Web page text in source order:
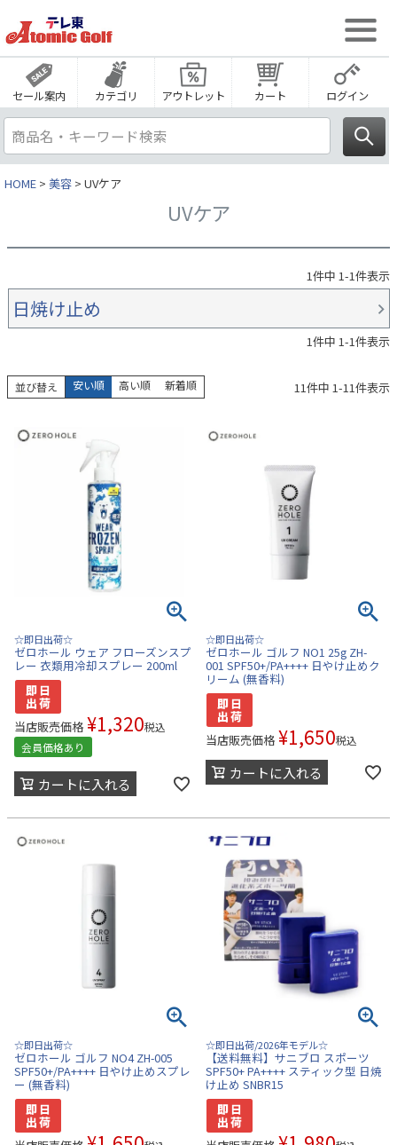
セール案内 カテゴリ アウトレット カート ログイン
HOME 美容 UVケア
UVケア
1件中 1-1件表示
日焼け止め
1件中 1-1件表示
並び替え 安い順 高い順 新着順 11件中 1-11件表示
☆即日出荷☆
ゼロホール ウェア フローズンスプ
レー 衣類用冷却スプレー 200ml
当店販売価格 ¥1,320税込
会員価格あり
カートに入れる
☆即日出荷☆
ゼロホール ゴルフ NO1 25g ZH-
001 SPF50+/PA++++ 日やけ止めク
リーム (無香料)
当店販売価格 ¥1,650税込
カートに入れる
☆即日出荷☆
ゼロホール ゴルフ NO4 ZH-005
SPF50+/PA++++ 日やけ止めスプレ
ー (無香料)
☆即日出荷/2026年モデル☆
【送料無料】サニブロ スポーツ
SPF50+ PA++++ スティック型 日焼
け止め SNBR15